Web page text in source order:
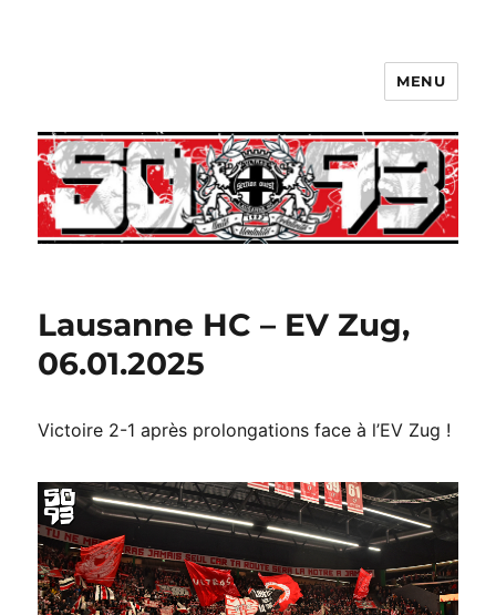
MENU
Lausanne HC – EV Zug,
06.01.2025
Victoire 2-1 après prolongations face à l’EV Zug !